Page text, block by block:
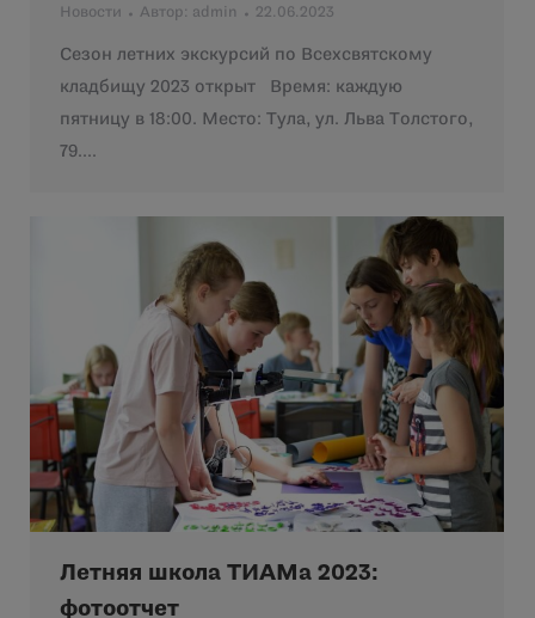
Новости Автор: admin 22.06.2023
Сезон летних экскурсий по Всехсвятскому
кладбищу 2023 открыт Время: каждую
пятницу в 18:00. Место: Тула, ул. Льва Толстого,
79.…
Летняя школа ТИАМа 2023:
фотоотчет